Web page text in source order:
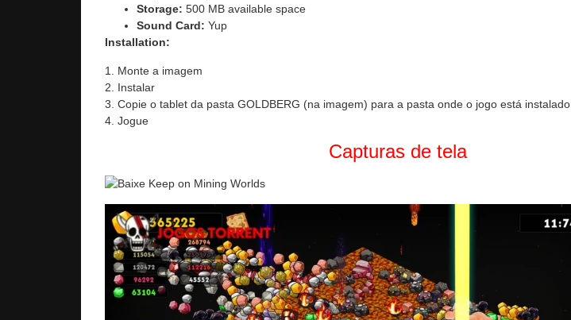
Storage: 500 MB available space
Sound Card: Yup
Installation:
1. Monte a imagem
2. Instalar
3. Copie o tablet da pasta GOLDBERG (na imagem) para a pasta onde o jogo está instalado
4. Jogue
Capturas de tela